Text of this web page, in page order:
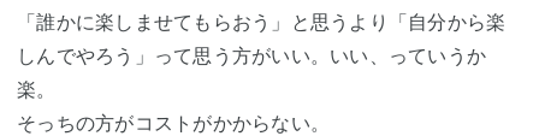
「誰かに楽しませてもらおう」と思うより「自分から楽
しんでやろう」って思う方がいい。いい、っていうか
楽。
そっちの方がコストがかからない。